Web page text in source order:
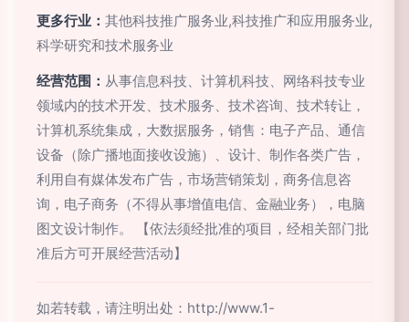
更多行业： 其他科技推广服务业,科技推广和应用服务业,
科学研究和技术服务业
经营范围： 从事信息科技、计算机科技、网络科技专业
领域内的技术开发、技术服务、技术咨询、技术转让，
计算机系统集成，大数据服务，销售：电子产品、通信
设备（除广播地面接收设施）、设计、制作各类广告，
利用自有媒体发布广告，市场营销策划，商务信息咨
询，电子商务（不得从事增值电信、金融业务），电脑
图文设计制作。 【依法须经批准的项目，经相关部门批
准后方可开展经营活动】
如若转载，请注明出处：http://www.1-